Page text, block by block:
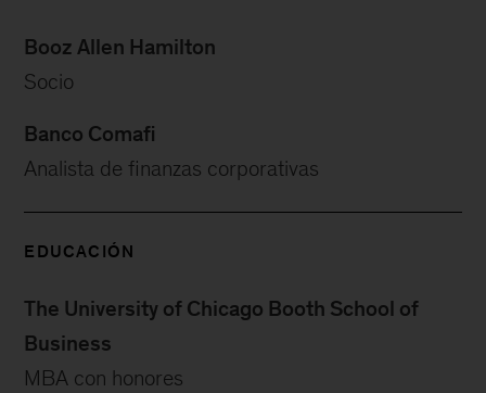
Booz Allen Hamilton
Socio
Banco Comafi
Analista de finanzas corporativas
EDUCACIÓN
The University of Chicago Booth School of
Business
MBA con honores